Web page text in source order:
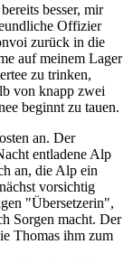
besser, mir
Offizier
zurück in die
auf meinem Lager
zu trinken,
von knapp zwei
beginnt zu tauen.
an. Der
entladene Alp
an, die Alp ein
vorsichtig
"Übersetzerin",
Sorgen macht. Der
Thomas ihm zum